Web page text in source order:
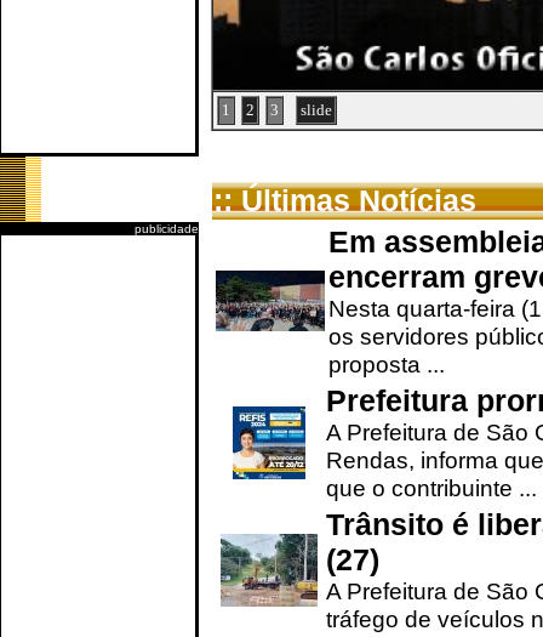
publicidade
1 2 3 slide
:: Últimas Notícias
Em
encerram
Nesta quarta-feira
os servidores
proposta ...
Prefeitura
A Prefeitura de São
Rendas, informa
que o contribuinte ...
Trânsito é
(27)
A Prefeitura de São
tráfego de veículos